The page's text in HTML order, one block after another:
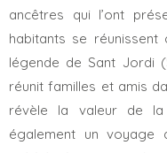
ancêtres qui l’ont
habitants se
légende de Sant Jordi
réunit familles et amis
révèle la valeur de la
également un voyage